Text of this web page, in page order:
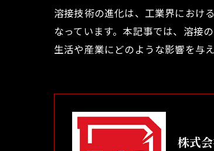
溶接技術の進化は、工業界におけ
なっています。本記事では、溶接
生活や産業にどのような影響を与
株式